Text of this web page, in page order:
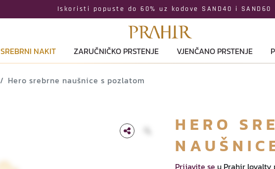
Iskoristi popuste do 60% uz kodove SAND40 i SAND60
SREBRNI NAKIT ZARUČNIČKO PRSTENJE VJENČANO PRSTENJE
Hero srebrne naušnice s pozlatom
HERO
Prijavite se u Prahir